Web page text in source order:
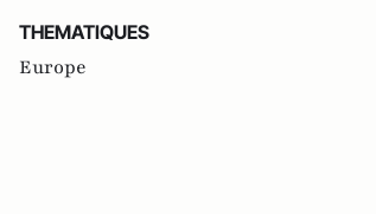
THEMATIQUES
Europe